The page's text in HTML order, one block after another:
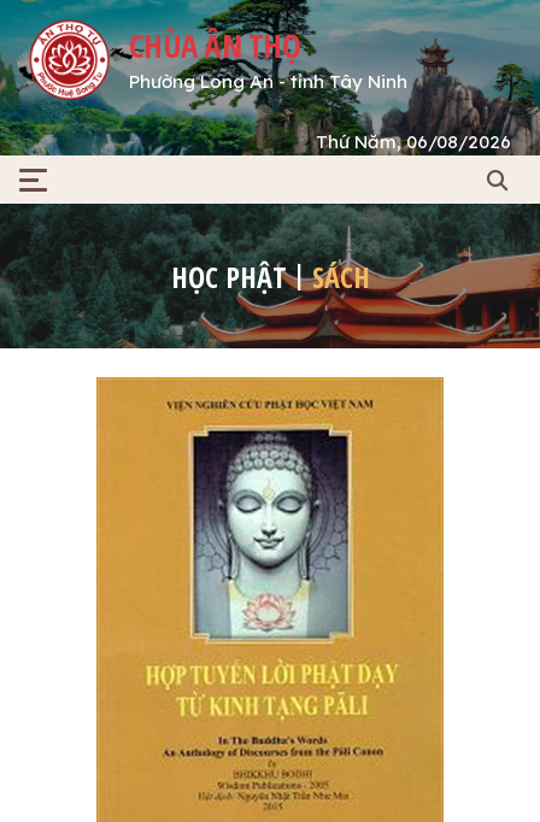
CHÙA ÂN THỌ
Phường Long An - tỉnh Tây Ninh
Thứ Năm, 06/08/2026
HỌC PHẬT SÁCH